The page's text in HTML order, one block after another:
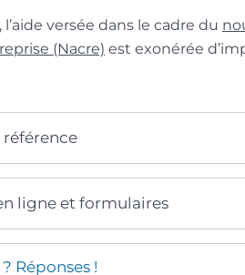
versée dans le cadre du
(Nacre) est exonérée
référence
ligne et formulaires
Réponses !